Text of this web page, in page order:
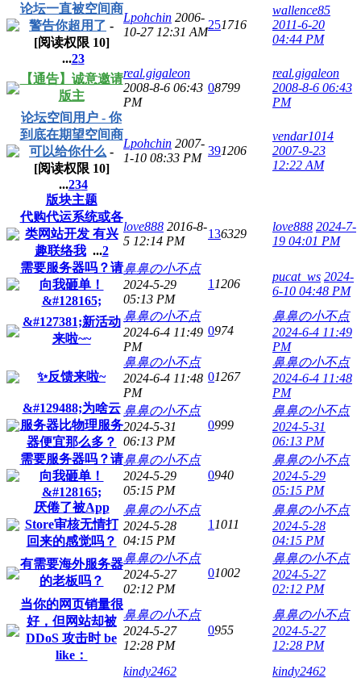
论坛一直被空间商
警告你超用了 -
[阅读权限 10]
...23
Lpohchin 2006-
10-27 12:31 AM
251716
wallence85
2011-6-20
04:44 PM
【通告】诚意邀请
版主
real.gigaleon
2008-8-6 06:43
PM
08799
real.gigaleon
2008-8-6 06:43
PM
论坛空间用户 - 你
到底在期望空间商
可以给你什么 -
[阅读权限 10]
...234
Lpohchin 2007-
1-10 08:33 PM
391206
vendar1014
2007-9-23
12:22 AM
版块主题
代购代运系统或各
类网站开发 有兴
趣联络我 ...2
love888 2016-8-
5 12:14 PM
136329
love888 2024-7-
19 04:01 PM
需要服务器吗？请
向我砸单！
&#128165;
鼻鼻の小不点
2024-5-29
05:13 PM
1 1206
pucat_ws 2024-
6-10 04:48 PM
&#127381;新活动
来啦~~
鼻鼻の小不点
2024-6-4 11:49
PM
0974
鼻鼻の小不点
2024-6-4 11:49
PM
✨反馈来啦~
鼻鼻の小不点
2024-6-4 11:48
PM
01267
鼻鼻の小不点
2024-6-4 11:48
PM
&#129488;为啥云
服务器比物理服务
器便宜那么多？
鼻鼻の小不点
2024-5-31
06:13 PM
0999
鼻鼻の小不点
2024-5-31
06:13 PM
需要服务器吗？请
向我砸单！
&#128165;
鼻鼻の小不点
2024-5-29
05:15 PM
0940
鼻鼻の小不点
2024-5-29
05:15 PM
厌倦了被App
Store审核无情打
回来的感觉吗？
鼻鼻の小不点
2024-5-28
04:15 PM
1 1011
鼻鼻の小不点
2024-5-28
04:15 PM
有需要海外服务器
的老板吗？
鼻鼻の小不点
2024-5-27
02:12 PM
01002
鼻鼻の小不点
2024-5-27
02:12 PM
当你的网页销量很
好，但网站却被
DDoS 攻击时 be
like：
鼻鼻の小不点
2024-5-27
12:28 PM
0955
鼻鼻の小不点
2024-5-27
12:28 PM
kindy2462 kindy2462